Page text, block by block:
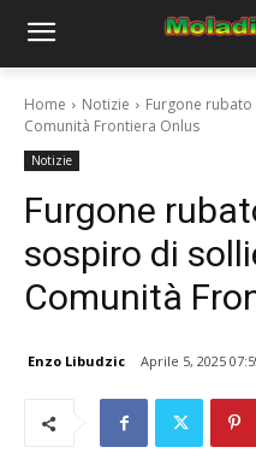
Home Notizie
Furgone
Comunità Frontiera Onlus
Notizie
Furgone
sospiro di
Comunità
Enzo Libudzic Aprile 5, 2025